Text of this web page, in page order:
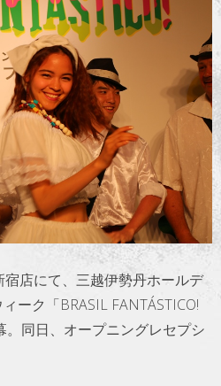
グルメ
ラベル
サッカー
PEOPLE
ジネス
コラム
店にて、三越伊勢丹ホールデ
ーク「BRASIL FANTÁSTICO!
同日、オープニングレセプシ